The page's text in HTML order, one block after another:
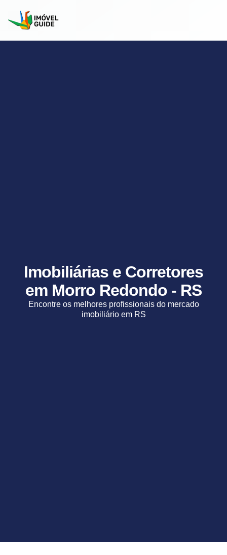
Imobiliárias e Corretores
em Morro Redondo - RS
Encontre os melhores profissionais do mercado
imobiliário em RS